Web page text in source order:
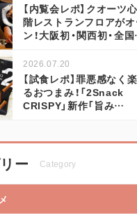
【内覧会レポ】クオーツ
階レストランフロアが
ン！大阪初・関西初・全
2026.07.20
【試食レポ】罪悪感なく
るおつまみ！「2Snack
CRISPY」新作「旨み…
ー Category